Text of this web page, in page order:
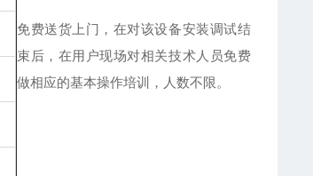
免费送货上门，在对该设备安装调试结
束后，在用户现场对相关技术人员免费
做相应的基本操作培训，人数不限。